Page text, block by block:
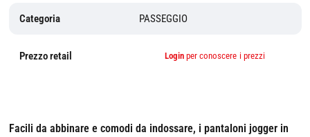
Categoria PASSEGGIO
Prezzo retail Login per conoscere i prezzi
Facili da abbinare e comodi da indossare, i pantaloni jogger in